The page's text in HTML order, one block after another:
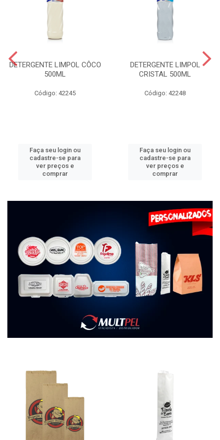
DETERGENTE LIMPOL CÔCO
500ML
Código: 42245
Faça seu login ou
cadastre-se para
ver preços e
comprar
DETERGENTE LIMPOL
CRISTAL 500ML
Código: 42248
Faça seu login ou
cadastre-se para
ver preços e
comprar